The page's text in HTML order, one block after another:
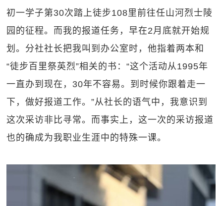
初一学子第30次踏上徒步108里前往任山河烈士陵
园的征程。而我的报道任务，早在2月底就开始规
划。分社社长把我叫到办公室时，他指着两本和
“徒步百里祭英烈”相关的书：“这个活动从1995年
一直办到现在，30年不容易。到时候你跟着走一
下，做好报道工作。”从社长的语气中，我意识到
这次采访非比寻常。而事实上，这一次的采访报道
也的确成为我职业生涯中的特殊一课。